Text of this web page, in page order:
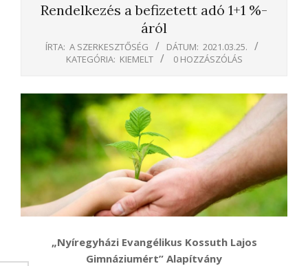
Rendelkezés a befizetett adó 1+1 %-
áról
ÍRTA: A SZERKESZTŐSÉG DÁTUM: 2021.03.25.
KATEGÓRIA: KIEMELT 0 HOZZÁSZÓLÁS
„Nyíregyházi Evangélikus Kossuth Lajos
Gimnáziumért” Alapítvány